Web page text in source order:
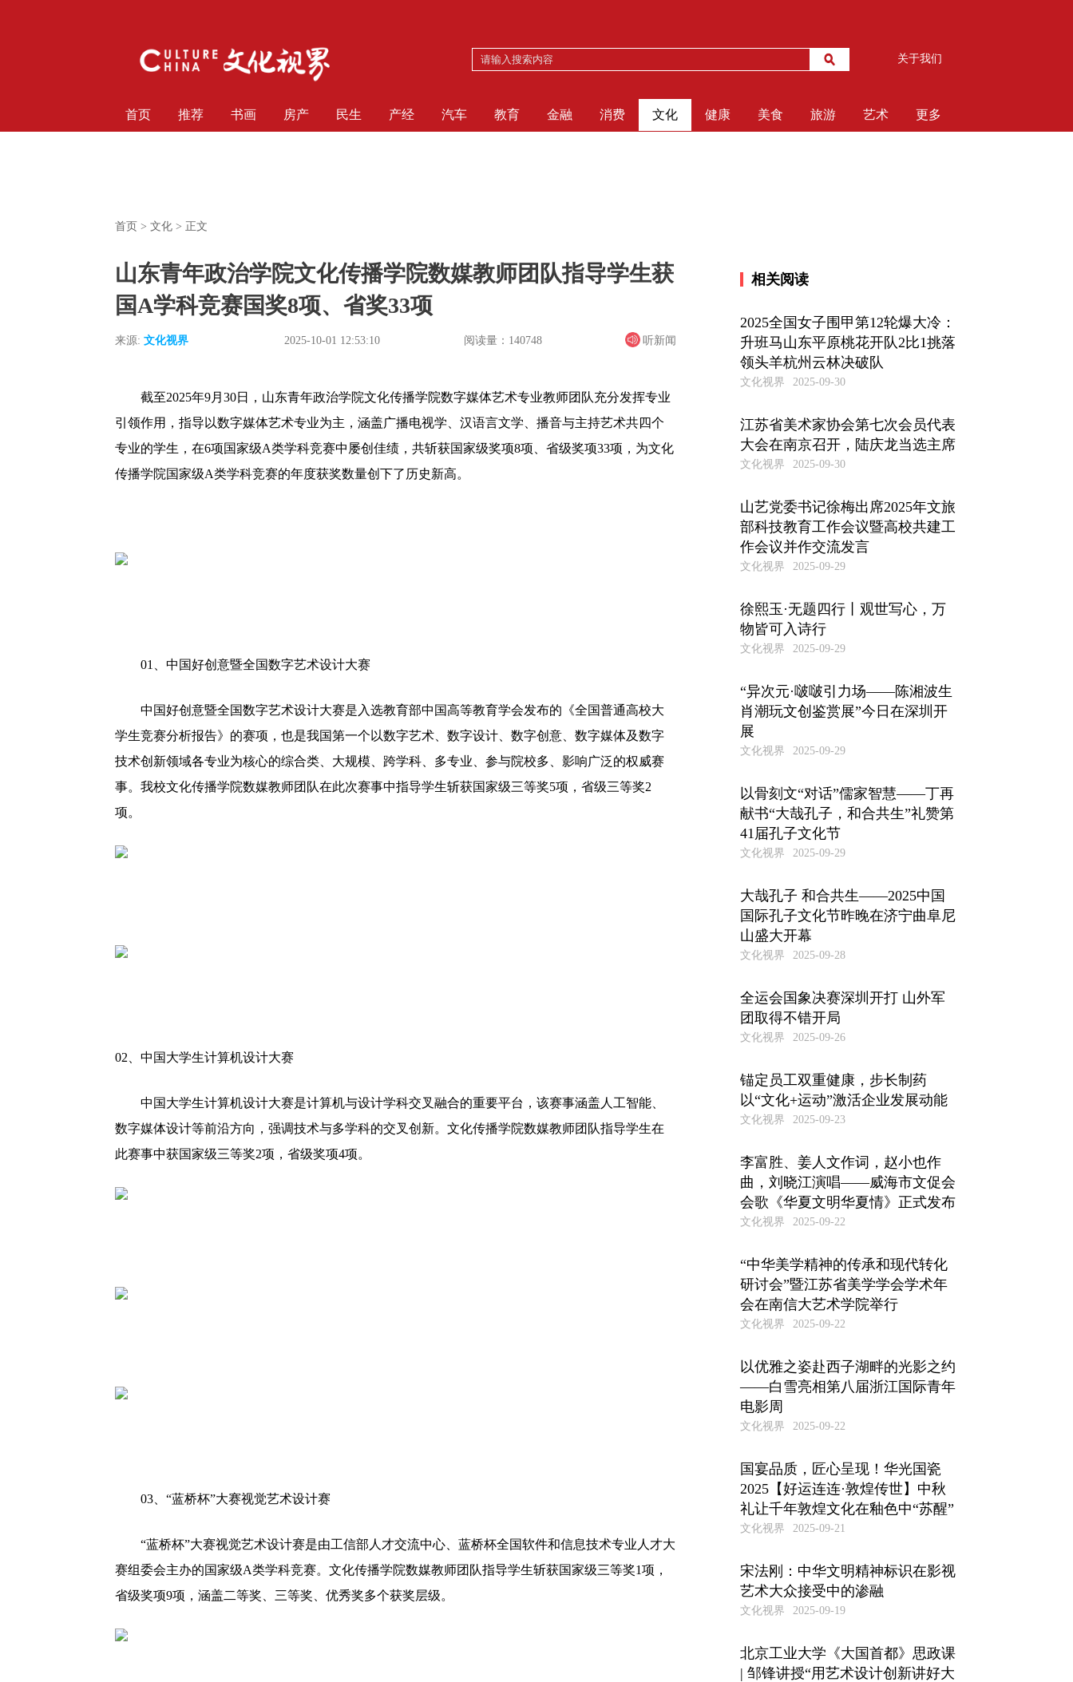
关于我们
首页 推荐 书画 房产 民生 产经 汽车 教育 金融 消费 文化 健康 美食 旅游 艺术 更多
首页 > 文化 > 正文
山东青年政治学院文化传播学院数媒教师团队指导学生获
国A学科竞赛国奖8项、省奖33项
来源: 文化视界 2025-10-01 12:53:10 阅读量：140748 听新闻
截至2025年9月30日，山东青年政治学院文化传播学院数字媒体艺术专业教师团队充分发挥专业
引领作用，指导以数字媒体艺术专业为主，涵盖广播电视学、汉语言文学、播音与主持艺术共四个
专业的学生，在6项国家级A类学科竞赛中屡创佳绩，共斩获国家级奖项8项、省级奖项33项，为文化
传播学院国家级A类学科竞赛的年度获奖数量创下了历史新高。
01、 中国好创意暨全国数字艺术设计大赛
中国好创意暨全国数字艺术设计大赛是入选教育部中国高等教育学会发布的《全国普通高校大
学生竞赛分析报告》的赛项，也是我国第一个以数字艺术、数字设计、数字创意、数字媒体及数字
技术创新领域各专业为核心的综合类、大规模、跨学科、多专业、参与院校多、影响广泛的权威赛
事。我校文化传播学院数媒教师团队在此次赛事中指导学生斩获国家级三等奖5项，省级三等奖2
项。
02、 中国大学生计算机设计大赛
中国大学生计算机设计大赛是计算机与设计学科交叉融合的重要平台，该赛事涵盖人工智能、
数字媒体设计等前沿方向，强调技术与多学科的交叉创新。文化传播学院数媒教师团队指导学生在
此赛事中获国家级三等奖2项，省级奖项4项。
03、 “蓝桥杯”大赛视觉艺术设计赛
“蓝桥杯”大赛视觉艺术设计赛是由工信部人才交流中心、蓝桥杯全国软件和信息技术专业人才大
赛组委会主办的国家级A类学科竞赛。文化传播学院数媒教师团队指导学生斩获国家级三等奖1项，
省级奖项9项，涵盖二等奖、三等奖、优秀奖多个获奖层级。
相关阅读
2025全国女子围甲第12轮爆大冷：
升班马山东平原桃花开队2比1挑落
领头羊杭州云林决破队
文化视界 2025-09-30
江苏省美术家协会第七次会员代表
大会在南京召开，陆庆龙当选主席
文化视界 2025-09-30
山艺党委书记徐梅出席2025年文旅
部科技教育工作会议暨高校共建工
作会议并作交流发言
文化视界 2025-09-29
徐熙玉·无题四行丨观世写心，万
物皆可入诗行
文化视界 2025-09-29
“异次元·啵啵引力场——陈湘波生
肖潮玩文创鉴赏展”今日在深圳开
展
文化视界 2025-09-29
以骨刻文“对话”儒家智慧——丁再
献书“大哉孔子，和合共生”礼赞第
41届孔子文化节
文化视界 2025-09-29
大哉孔子 和合共生——2025中国
国际孔子文化节昨晚在济宁曲阜尼
山盛大开幕
文化视界 2025-09-28
全运会国象决赛深圳开打 山外军
团取得不错开局
文化视界 2025-09-26
锚定员工双重健康，步长制药
以“文化+运动”激活企业发展动能
文化视界 2025-09-23
李富胜、姜人文作词，赵小也作
曲，刘晓江演唱——威海市文促会
会歌《华夏文明华夏情》正式发布
文化视界 2025-09-22
“中华美学精神的传承和现代转化
研讨会”暨江苏省美学学会学术年
会在南信大艺术学院举行
文化视界 2025-09-22
以优雅之姿赴西子湖畔的光影之约
——白雪亮相第八届浙江国际青年
电影周
文化视界 2025-09-22
国宴品质，匠心呈现！华光国瓷
2025【好运连连·敦煌传世】中秋
礼让千年敦煌文化在釉色中“苏醒”
文化视界 2025-09-21
宋法刚：中华文明精神标识在影视
艺术大众接受中的渗融
文化视界 2025-09-19
北京工业大学《大国首都》思政课
| 邹锋讲授“用艺术设计创新讲好大